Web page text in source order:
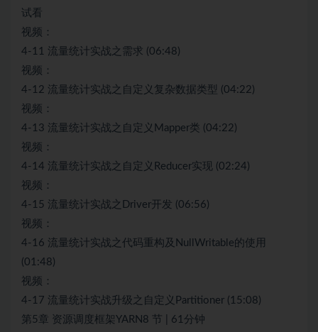
试看
视频：
4-11 流量统计实战之需求 (06:48)
视频：
4-12 流量统计实战之自定义复杂数据类型 (04:22)
视频：
4-13 流量统计实战之自定义Mapper类 (04:22)
视频：
4-14 流量统计实战之自定义Reducer实现 (02:24)
视频：
4-15 流量统计实战之Driver开发 (06:56)
视频：
4-16 流量统计实战之代码重构及NullWritable的使用
(01:48)
视频：
4-17 流量统计实战升级之自定义Partitioner (15:08)
第5章 资源调度框架YARN8 节 | 61分钟